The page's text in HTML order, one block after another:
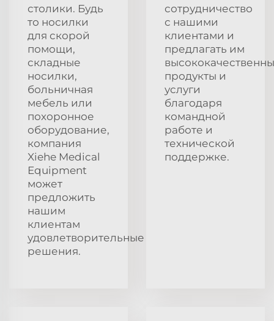
столики. Будь
то носилки
для скорой
помощи,
складные
носилки,
больничная
мебель или
похоронное
оборудование,
компания
Xiehe Medical
Equipment
может
предложить
нашим
клиентам
удовлетворительные
решения.
сотрудничество
с нашими
клиентами и
предлагать им
продукты и
услуги
благодаря
командной
работе и
технической
поддержке.